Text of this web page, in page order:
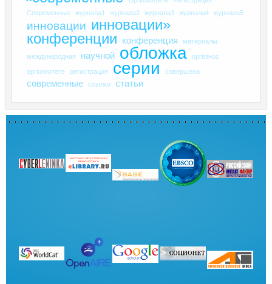
Современные
журнала1 журнала2 журнала3 журнала4 журнала5
инновации инновации»
конференции
конференция материалы
международная научной обложка оргвзнос
оргкомитете регистрация серии совершена
современные ссылки статьи